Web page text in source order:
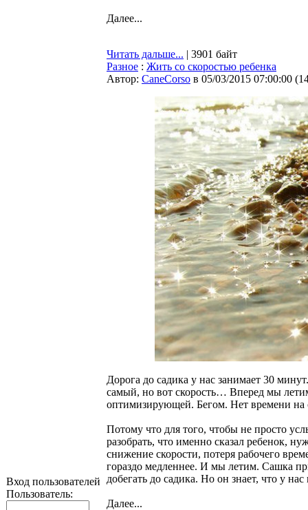
Вход пользователей
Пользователь:
Далее...
Читать дальше... | 3901 байт
Разное : Жить со скоростью ребенка
Автор: CaneCorso в 05/03/2015 07:00:00 (
Дорога до садика у нас занимает 30
самый, но вот скорость… Вперед мы
оптимизирующей. Бегом. Нет времени на
Потому что для того, чтобы не просто
разобрать, что именно сказал ребенок,
снижение скорости, потеря рабочего
гораздо медленнее. И мы летим. Сашка
добегать до садика. Но он знает, что у
Далее...